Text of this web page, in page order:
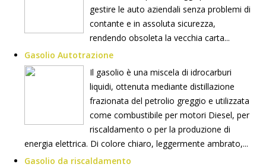
gestire le auto aziendali senza problemi di
contante e in assoluta sicurezza,
rendendo obsoleta la vecchia carta...
Gasolio Autotrazione
Il gasolio è una miscela di idrocarburi
liquidi, ottenuta mediante distillazione
frazionata del petrolio greggio e utilizzata
come combustibile per motori Diesel, per
riscaldamento o per la produzione di
energia elettrica. Di colore chiaro, leggermente ambrato,...
Gasolio da riscaldamento